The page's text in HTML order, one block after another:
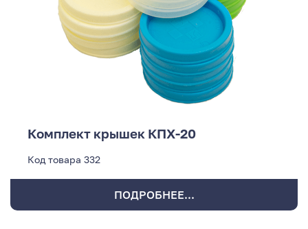
Комплект крышек КПХ-20
Код товара 332
ПОДРОБНЕЕ...